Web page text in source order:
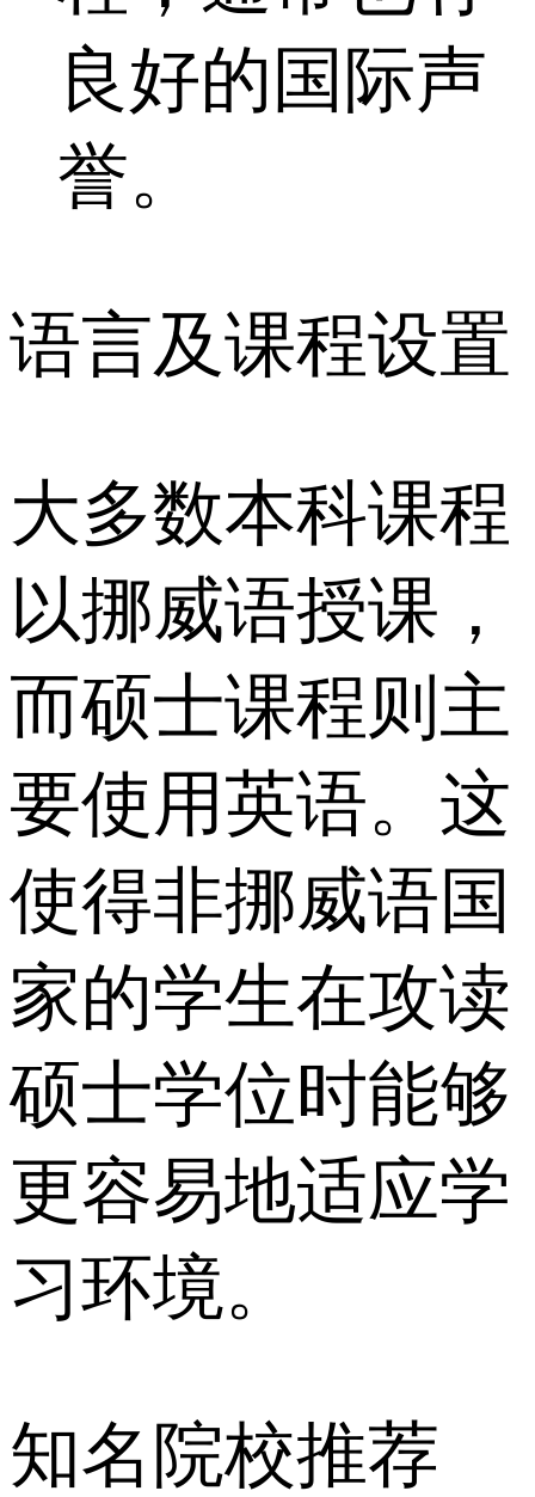
良好的国际声
誉。
语言及课程设置
大多数本科课程
以挪威语授课，
而硕士课程则主
要使用英语。这
使得非挪威语国
家的学生在攻读
硕士学位时能够
更容易地适应学
习环境。
知名院校推荐